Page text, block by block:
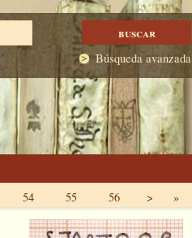
Búsqueda avanzada
54 55 56 > »